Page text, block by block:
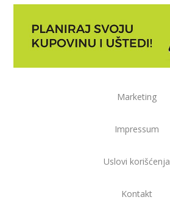
Marketing
Impressum
Uslovi korišćenja
Kontakt